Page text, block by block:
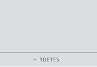
HIRDETÉS